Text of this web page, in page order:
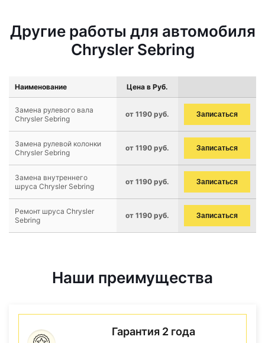
Другие работы для автомобиля
Chrysler Sebring
Наименование Цена в Руб.
Замена рулевого вала
Chrysler Sebring
от 1190 руб. Записаться
Замена рулевой колонки
Chrysler Sebring
от 1190 руб. Записаться
Замена внутреннего
шруса Chrysler Sebring
от 1190 руб. Записаться
Ремонт шруса Chrysler
Sebring
от 1190 руб. Записаться
Наши преимущества
Гарантия 2 года